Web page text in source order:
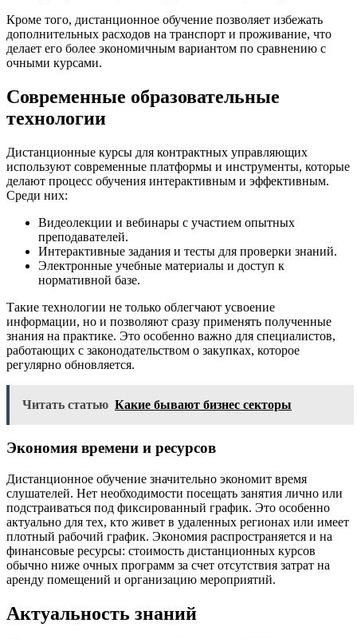
Кроме того, дистанционное обучение позволяет избежать
дополнительных расходов на транспорт и проживание, что
делает его более экономичным вариантом по сравнению с
очными курсами.
Современные образовательные
технологии
Дистанционные курсы для контрактных управляющих
используют современные платформы и инструменты, которые
делают процесс обучения интерактивным и эффективным.
Среди них:
Видеолекции и вебинары с участием опытных
преподавателей.
Интерактивные задания и тесты для проверки знаний.
Электронные учебные материалы и доступ к
нормативной базе.
Такие технологии не только облегчают усвоение
информации, но и позволяют сразу применять полученные
знания на практике. Это особенно важно для специалистов,
работающих с законодательством о закупках, которое
регулярно обновляется.
Читать статью Какие бывают бизнес секторы
Экономия времени и ресурсов
Дистанционное обучение значительно экономит время
слушателей. Нет необходимости посещать занятия лично или
подстраиваться под фиксированный график. Это особенно
актуально для тех, кто живет в удаленных регионах или имеет
плотный рабочий график. Экономия распространяется и на
финансовые ресурсы: стоимость дистанционных курсов
обычно ниже очных программ за счет отсутствия затрат на
аренду помещений и организацию мероприятий.
Актуальность знаний